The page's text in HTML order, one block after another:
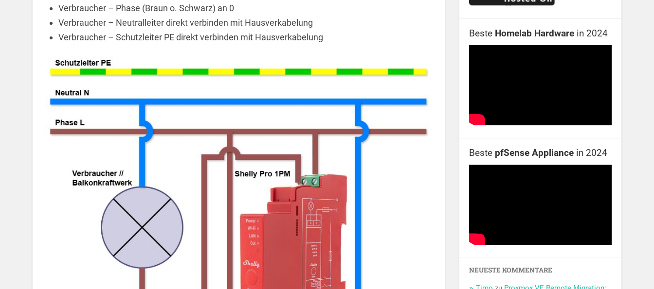
Verbraucher – Phase (Braun o. Schwarz) an 0
Verbraucher – Neutralleiter direkt verbinden mit Hausverkabelung
Verbraucher – Schutzleiter PE direkt verbinden mit Hausverkabelung
Beste Homelab Hardware in 2024
Beste pfSense Appliance in 2024
NEUESTE KOMMENTARE